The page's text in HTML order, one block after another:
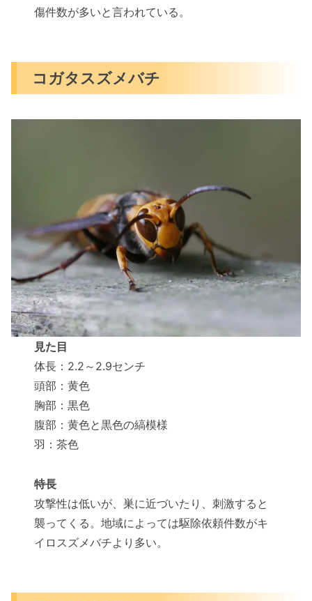
傷件数が多いと言われている。
コガタスズメバチ
見た目
体長：2.2～2.9センチ
頭部：黄色
胸部：黒色
腹部：黄色と黒色の縞模様
羽：茶色
特長
攻撃性は低いが、巣に近づいたり、刺激すると
襲ってくる。地域によっては駆除依頼件数がキ
イロスズメバチより多い。